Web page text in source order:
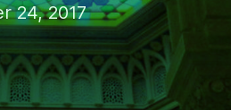
24, 2017